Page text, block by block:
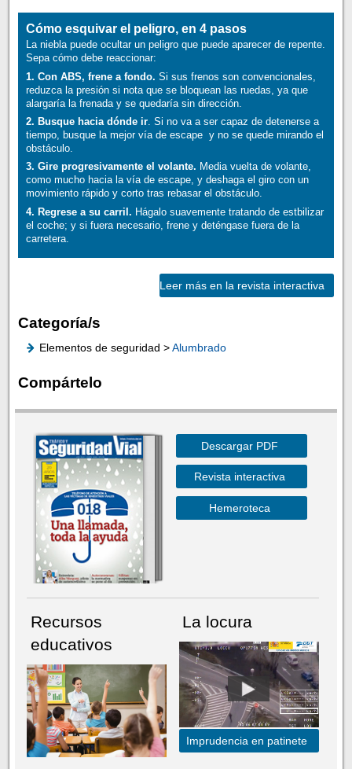
Cómo esquivar el peligro, en 4 pasos
La niebla puede ocultar un peligro que puede aparecer de repente.
Sepa cómo debe reaccionar:
1. Con ABS, frene a fondo. Si sus frenos son convencionales,
reduzca la presión si nota que se bloquean las ruedas, ya que
alargaría la frenada y se quedaría sin dirección.
2. Busque hacia dónde ir. Si no va a ser capaz de detenerse a
tiempo, busque la mejor vía de escape y no se quede mirando el
obstáculo.
3. Gire progresivamente el volante. Media vuelta de volante,
como mucho hacia la vía de escape, y deshaga el giro con un
movimiento rápido y corto tras rebasar el obstáculo.
4. Regrese a su carril. Hágalo suavemente tratando de estbilizar
el coche; y si fuera necesario, frene y deténgase fuera de la
carretera.
Leer más en la revista interactiva
Categoría/s
Elementos de seguridad >Alumbrado
Compártelo
Descargar PDF
Revista interactiva
Hemeroteca
Recursos
educativos
La locura
Imprudencia en patinete